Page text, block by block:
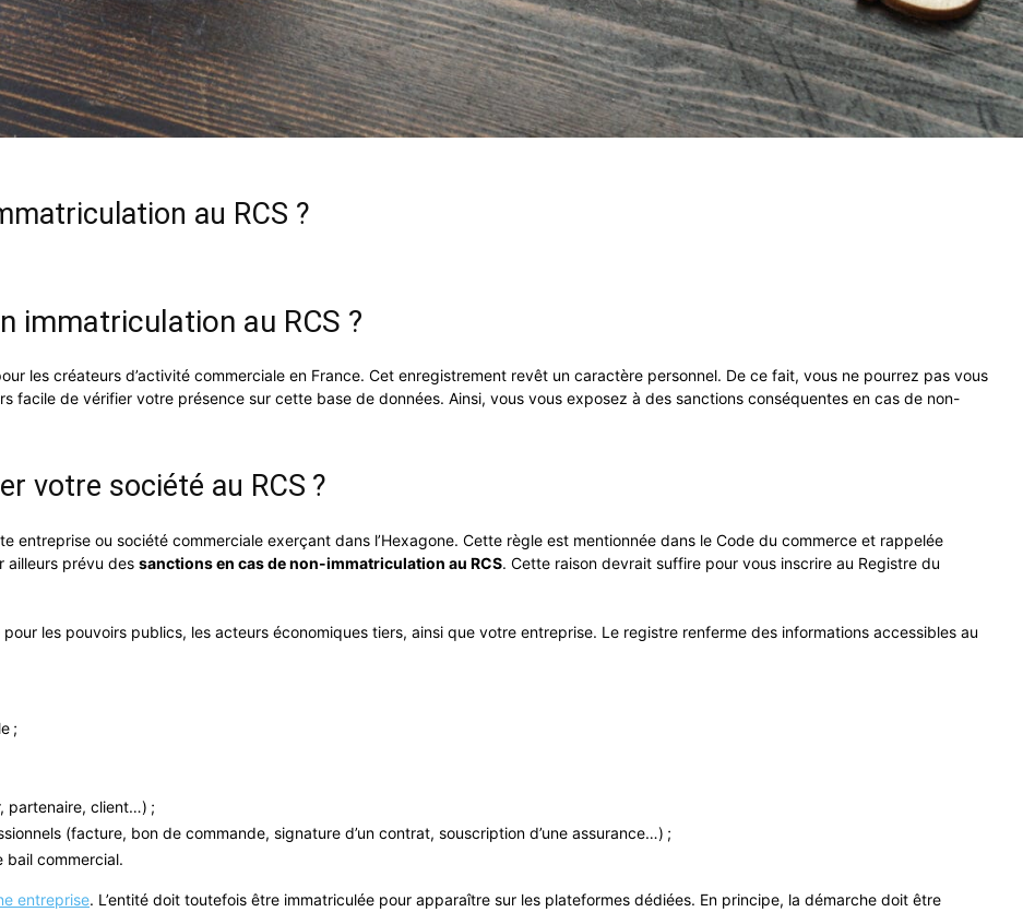
au RCS ?
immatriculation au RCS ?
les créateurs d’activité commerciale en France. Cet enregistrement revêt un caractère personnel. De ce fait, vous ne pourrez pas vous
facile de vérifier votre présence sur cette base de données. Ainsi, vous vous exposez à des sanctions conséquentes en cas de non-
votre société au RCS ?
entreprise ou société commerciale exerçant dans l’Hexagone. Cette règle est mentionnée dans le Code du commerce et rappelée
ailleurs prévu des sanctions en cas de non-immatriculation au RCS. Cette raison devrait suffire pour vous inscrire au Registre du
les pouvoirs publics, les acteurs économiques tiers, ainsi que votre entreprise. Le registre renferme des informations accessibles au
;
partenaire, client…) ;
(facture, bon de commande, signature d’un contrat, souscription d’une assurance…) ;
bail commercial.
entreprise. L’entité doit toutefois être immatriculée pour apparaître sur les plateformes dédiées. En principe, la démarche doit être